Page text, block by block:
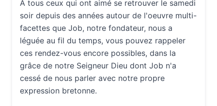
A tous ceux qui ont aimé se retrouver le samedi
soir depuis des années autour de l'oeuvre multi-
facettes que Job, notre fondateur, nous a
léguée au fil du temps, vous pouvez rappeler
ces rendez-vous encore possibles, dans la
grâce de notre Seigneur Dieu dont Job n'a
cessé de nous parler avec notre propre
expression bretonne.